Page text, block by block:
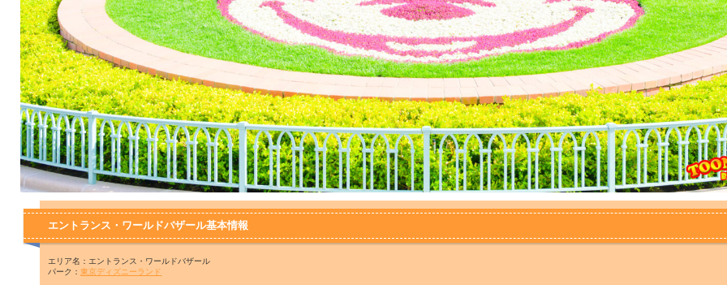
エントランス・ワールドバザール基本情報
エリア名：エントランス・ワールドバザール
パーク：東京ディズニーランド